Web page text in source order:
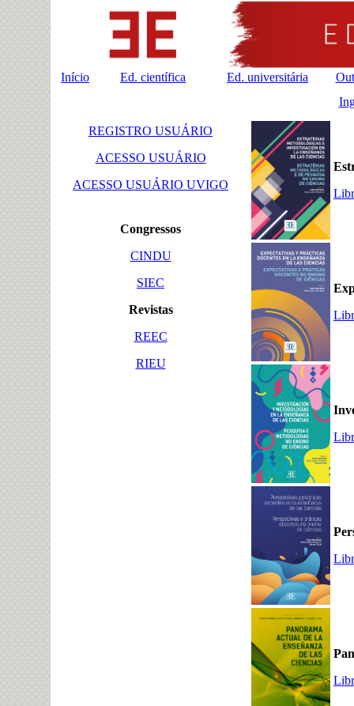
Início Ed. científica Ed. universitária
REGISTRO USUÁRIO
ACESSO USUÁRIO
ACESSO USUÁRIO UVIGO
Congressos
CINDU
SIEC
Revistas
REEC
RIEU